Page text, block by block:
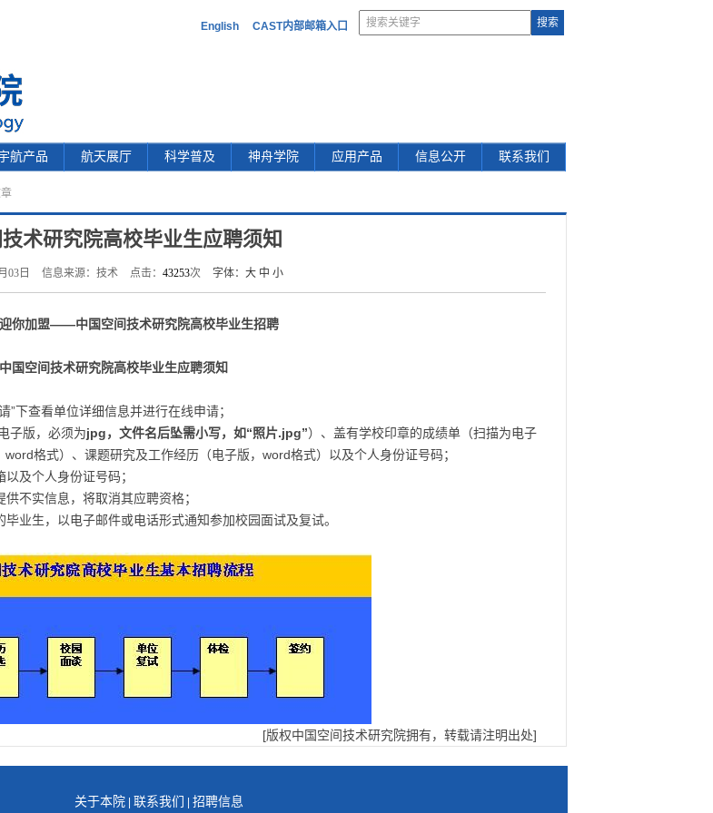
English CAST内部邮箱入口
航产品 航天展厅 科学普及 神舟学院 应用产品 信息公开 联系我们
术研究院高校毕业生应聘须知
03日 信息来源：技术 点击： 43253次 字体： 大 中 小
你加盟——中国空间技术研究院高校毕业生招聘
中国空间技术研究院高校毕业生应聘须知
”下查看单位详细信息并进行在线申请；
子版，必须为jpg，文件名后坠需小写，如“照片.jpg”）、盖有学校印章的成绩单（扫描为电子
格式）、课题研究及工作经历（电子版，word格式）以及个人身份证号码；
及个人身份证号码；
不实信息，将取消其应聘资格；
业生，以电子邮件或电话形式通知参加校园面试及复试。
[版权中国空间技术研究院拥有，转载请注明出处]
关于本院| 联系我们 招聘信息